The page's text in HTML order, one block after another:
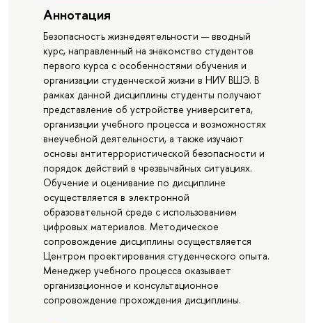
Аннотация
Безопасность жизнедеятельности — вводный
курс, направленный на знакомство студентов
первого курса с особенностями обучения и
организации студенческой жизни в НИУ ВШЭ. В
рамках данной дисциплины студенты получают
представление об устройстве университета,
организации учебного процесса и возможностях
внеучебной деятельности, а также изучают
основы антитеррористической безопасности и
порядок действий в чрезвычайных ситуациях.
Обучение и оценивание по дисциплине
осуществляется в электронной
образовательной среде с использованием
цифровых материалов. Методическое
сопровождение дисциплины осуществляется
Центром проектирования студенческого опыта.
Менеджер учебного процесса оказывает
организационное и консультационное
сопровождение прохождения дисциплины.